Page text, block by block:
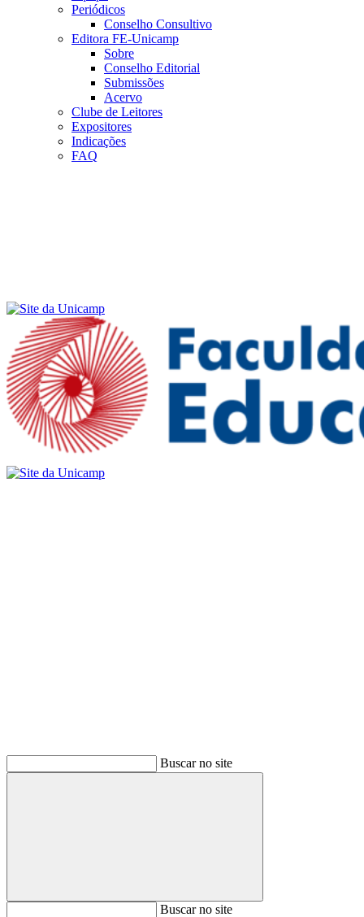
Periódicos
Conselho Consultivo
Editora FE-Unicamp
Sobre
Conselho Editorial
Submissões
Acervo
Clube de Leitores
Expositores
Indicações
FAQ
Buscar no site
BuscarBuscar no site